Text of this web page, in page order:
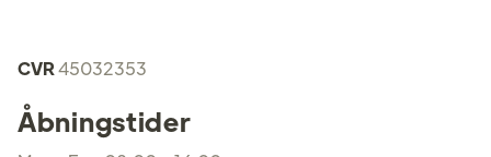
CVR45032353
Åbningstider